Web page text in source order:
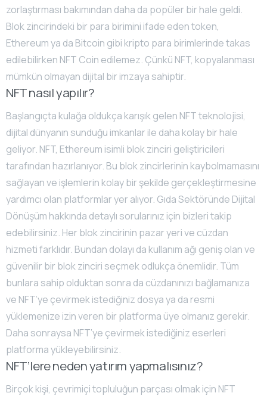
zorlaştırması bakımından daha da popüler bir hale geldi.
Blok zincirindeki bir para birimini ifade eden token,
Ethereum ya da Bitcoin gibi kripto para birimlerinde takas
edilebilirken NFT Coin edilemez. Çünkü NFT, kopyalanması
mümkün olmayan dijital bir imzaya sahiptir.
NFT nasıl yapılır?
Başlangıçta kulağa oldukça karışık gelen NFT teknolojisi,
dijital dünyanın sunduğu imkanlar ile daha kolay bir hale
geliyor. NFT, Ethereum isimli blok zinciri geliştiricileri
tarafından hazırlanıyor. Bu blok zincirlerinin kaybolmamasını
sağlayan ve işlemlerin kolay bir şekilde gerçekleştirmesine
yardımcı olan platformlar yer alıyor. Gıda Sektöründe Dijital
Dönüşüm hakkında detaylı sorularınız için bizleri takip
edebilirsiniz. Her blok zincirinin pazar yeri ve cüzdan
hizmeti farklıdır. Bundan dolayı da kullanım ağı geniş olan ve
güvenilir bir blok zinciri seçmek odlukça önemlidir. Tüm
bunlara sahip olduktan sonra da cüzdanınızı bağlamanıza
ve NFT’ye çevirmek istediğiniz dosya ya da resmi
yüklemenize izin veren bir platforma üye olmanız gerekir.
Daha sonraysa NFT’ye çevirmek istediğiniz eserleri
platforma yükleyebilirsiniz.
NFT’lere neden yatırım yapmalısınız?
Birçok kişi, çevrimiçi topluluğun parçası olmak için NFT